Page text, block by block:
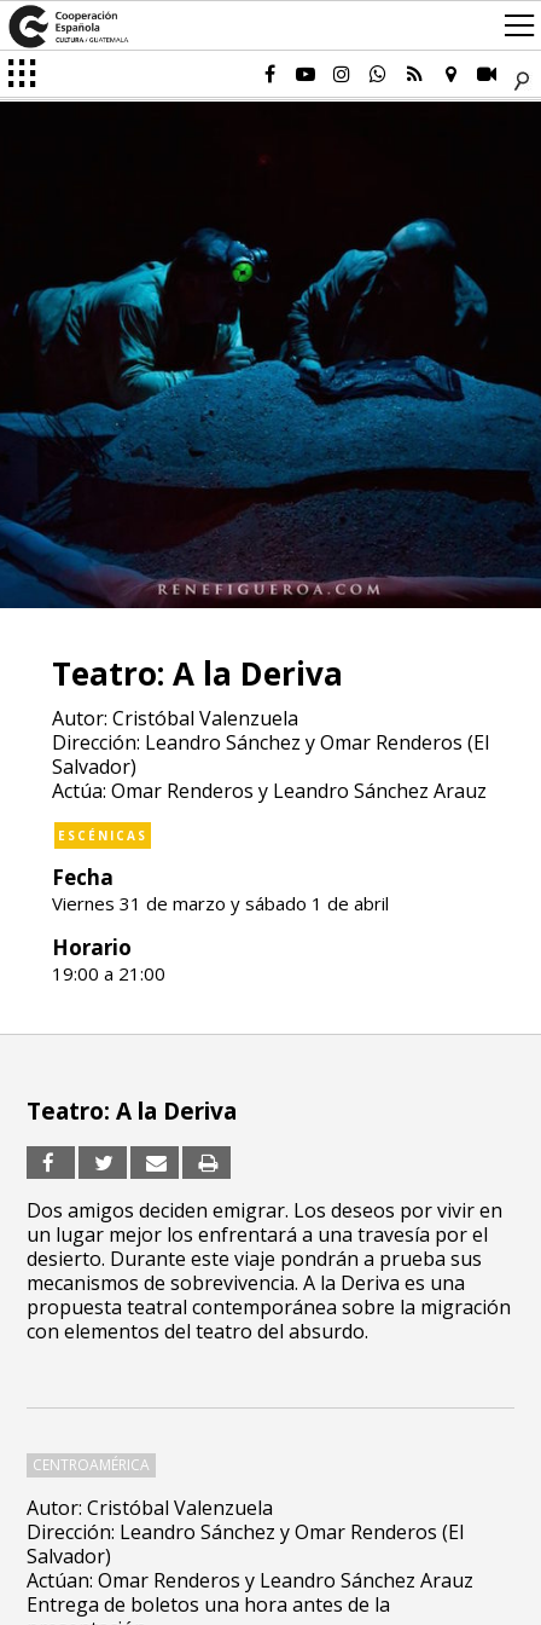
Teatro: A la Deriva
Autor: Cristóbal Valenzuela
Dirección: Leandro Sánchez y Omar Renderos (El
Salvador)
Actúa: Omar Renderos y Leandro Sánchez Arauz
ESCÉNICAS
Fecha
Viernes 31 de marzo y sábado 1 de abril
Horario
19:00 a 21:00
Autor: Cristóbal Valenzuela
Dirección: Leandro Sánchez y Omar Renderos (El
Salvador)
Actúan: Omar Renderos y Leandro Sánchez Arauz
Entrega de boletos una hora antes de la
Teatro: A la Deriva
Dos amigos deciden emigrar. Los deseos por vivir en
un lugar mejor los enfrentará a una travesía por el
desierto. Durante este viaje pondrán a prueba sus
mecanismos de sobrevivencia. A la Deriva es una
propuesta teatral contemporánea sobre la migración
con elementos del teatro del absurdo.
CENTROAMÉRICA